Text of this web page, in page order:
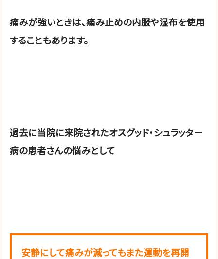
痛みが強いときは、痛み止めの内服や湿布を使用
することもあります。
過去に当院に来院されたオスグッド・シュラッター
病の患者さんの悩みとして
安静にして痛みが減ってもまた運動を再開